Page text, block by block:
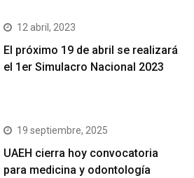
12 abril, 2023
El próximo 19 de abril se realizará
el 1er Simulacro Nacional 2023
19 septiembre, 2025
UAEH cierra hoy convocatoria
para medicina y odontología